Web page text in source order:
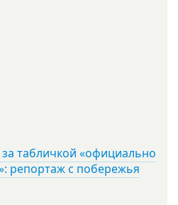
табличкой «официально
репортаж с побережья